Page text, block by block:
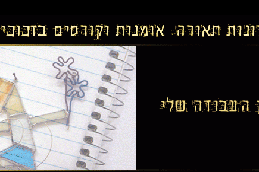
ולמחיצות דקורטיביות, קורסים בויטראז